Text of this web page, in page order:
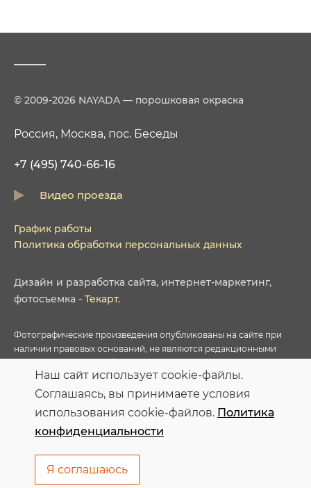
© 2009-2026 NAYADA — порошковая окраска
Россия, Москва, пос. Беседы
+7 (495) 740-66-16
Видео проезда
График работы
Политика обработки персональных данных
Дизайн и разработка сайта, интернет-маркетинг,
фотосъемка - Текарт.
Фотографические произведения опубликованы на сайте при
наличии правовых оснований, не являются редакционными
условиями приобретенных Лицензий соответствующих
фотобанков.
Персональные данные опубликованы на сайте при наличии
правовых оснований в соответствии с ч.1 ст.6 и ст.10.1 152-ФЗ.
Субъектами установлены запреты на обработку неограниченных
кругом лиц опубликованных персональных данных
Наш сайт использует cookie-файлы.
Соглашаясь, вы принимаете условия
использования cookie-файлов. Политика
конфиденциальности
Я соглашаюсь